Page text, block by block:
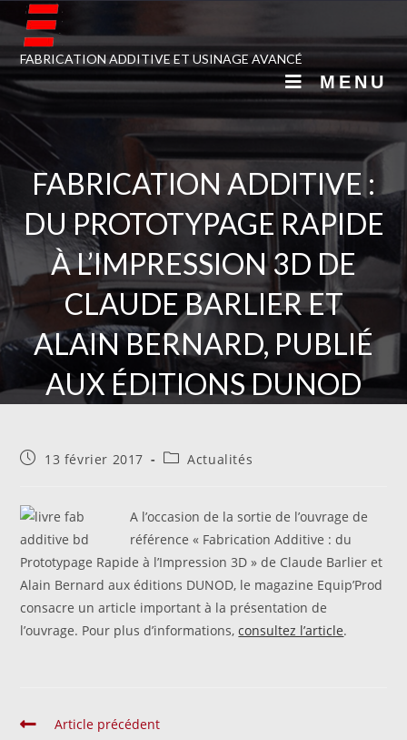
FABRICATION ADDITIVE ET USINAGE AVANCÉ
MENU
FABRICATION ADDITIVE :
DU PROTOTYPAGE RAPIDE
À L’IMPRESSION 3D DE
CLAUDE BARLIER ET
ALAIN BERNARD, PUBLIÉ
AUX ÉDITIONS DUNOD
13 février 2017 Actualités
A l’occasion de la sortie de l’ouvrage de
référence « Fabrication Additive : du
Prototypage Rapide à l’Impression 3D » de Claude Barlier et
Alain Bernard aux éditions DUNOD, le magazine Equip’Prod
consacre un article important à la présentation de
l’ouvrage. Pour plus d’informations,consultez l’article.
Article précédent